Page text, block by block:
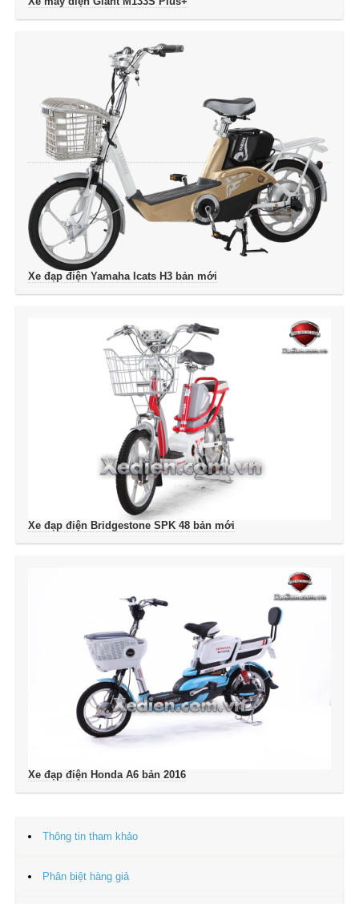
Xe đạp điện Yamaha Icats H3 bản mới
Xe đạp điện Bridgestone SPK 48 bản mới
Xe đạp điện Honda A6 bản 2016
Thông tin tham khảo
Phân biệt hàng giả